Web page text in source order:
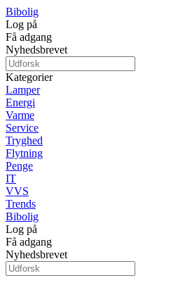
Bibolig
Log på
Få adgang
Nyhedsbrevet
Kategorier
Lamper
Energi
Varme
Service
Tryghed
Flytning
Penge
IT
VVS
Trends
Bibolig
Log på
Få adgang
Nyhedsbrevet